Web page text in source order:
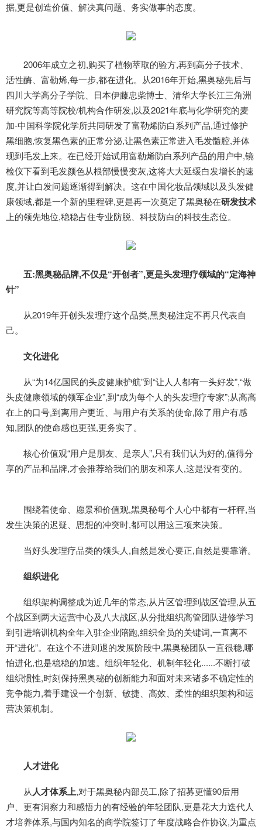
据,更是创造价值、解决真问题、务实做事的态度。
2006年成立之初,购买了植物萃取的验方,再到高分子技术、
活性酶、富勒烯,每一步,都在进化。从2016年开始,黑奥秘先后与
四川大学高分子学院、日本伊藤忠柴博士、清华大学长江三角洲
研究院等高等院校/机构合作研发,以及2021年底与化学研究的麦
加-中国科学院化学所共同研发了富勒烯防白系列产品,通过修护
黑细胞,恢复黑色素的正常分泌,让黑色素正常进入毛发髓腔,并体
现到毛发上来。在已经开始试用富勒烯防白系列产品的用户中,镜
检仪下看到毛发颜色从根部慢慢变灰,这将大大延缓白发增长的速
度,并让白发问题逐渐得到解决。这在中国化妆品领域以及头发健
康领域,都是一个新的里程碑,更是再一次奠定了黑奥秘在研发技术
上的领先地位,稳稳占住专业防脱、科技防白的科技生态位。
五:黑奥秘品牌,不仅是“开创者”,更是头发理疗领域的“定海神
针”
从2019年开创头发理疗这个品类,黑奥秘注定不再只代表自
己。
文化进化
从“为14亿国民的头皮健康护航”到“让人人都有一头好发”,“做
头皮健康领域的领军企业”,到“成为每个人的头发理疗专家”;从高高
在上的口号,到离用户更近、与用户有关系的使命,除了用户有感
知,团队的使命感也更强,更务实了。
核心价值观“用户是朋友、是亲人”,只有我们认为好的,值得分
享的产品和品牌,才会推荐给我们的朋友和亲人,这是没有变的。
围绕着使命、愿景和价值观,黑奥秘每个人心中都有一杆秤,当
发生决策的迟疑、思想的冲突时,都可以用这三项来决策。
当好头发理疗品类的领头人,自然是发心要正,自然是要靠谱。
组织进化
组织架构调整成为近几年的常态,从片区管理到战区管理,从五
个战区到两大运营中心及八大战区,从分批组织高管团队进修学习
到引进培训机构全年入驻企业陪跑,组织全员的关键词,一直离不
开“进化”。在这个不进则退的发展阶段中,黑奥秘团队一直很稳,哪
怕进化,也是稳稳的加速。组织年轻化、机制年轻化......不断打破
组织惯性,时刻保持黑奥秘的创新能力和面对未来诸多不确定性的
竞争能力,着手建设一个创新、敏捷、高效、柔性的组织架构和运
营决策机制。
人才进化
从人才体系上,对于黑奥秘内部员工,除了招募更懂90后用
户、更有洞察力和感悟力的有经验的年轻团队,更是花大力迭代人
才培养体系,与国内知名的商学院签订了年度战略合作协议,为重点